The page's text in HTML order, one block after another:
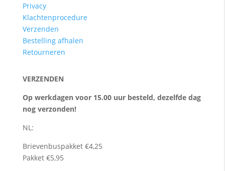
Privacy
Klachtenprocedure
Verzenden
Bestelling afhalen
Retourneren
VERZENDEN
Op werkdagen voor 15.00 uur besteld, dezelfde dag
nog verzonden!
NL:
Brievenbuspakket €4,25
Pakket €5,95